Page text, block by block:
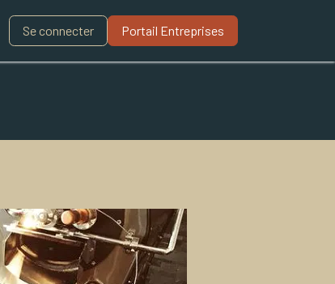
Se connecter Portail Entreprises​